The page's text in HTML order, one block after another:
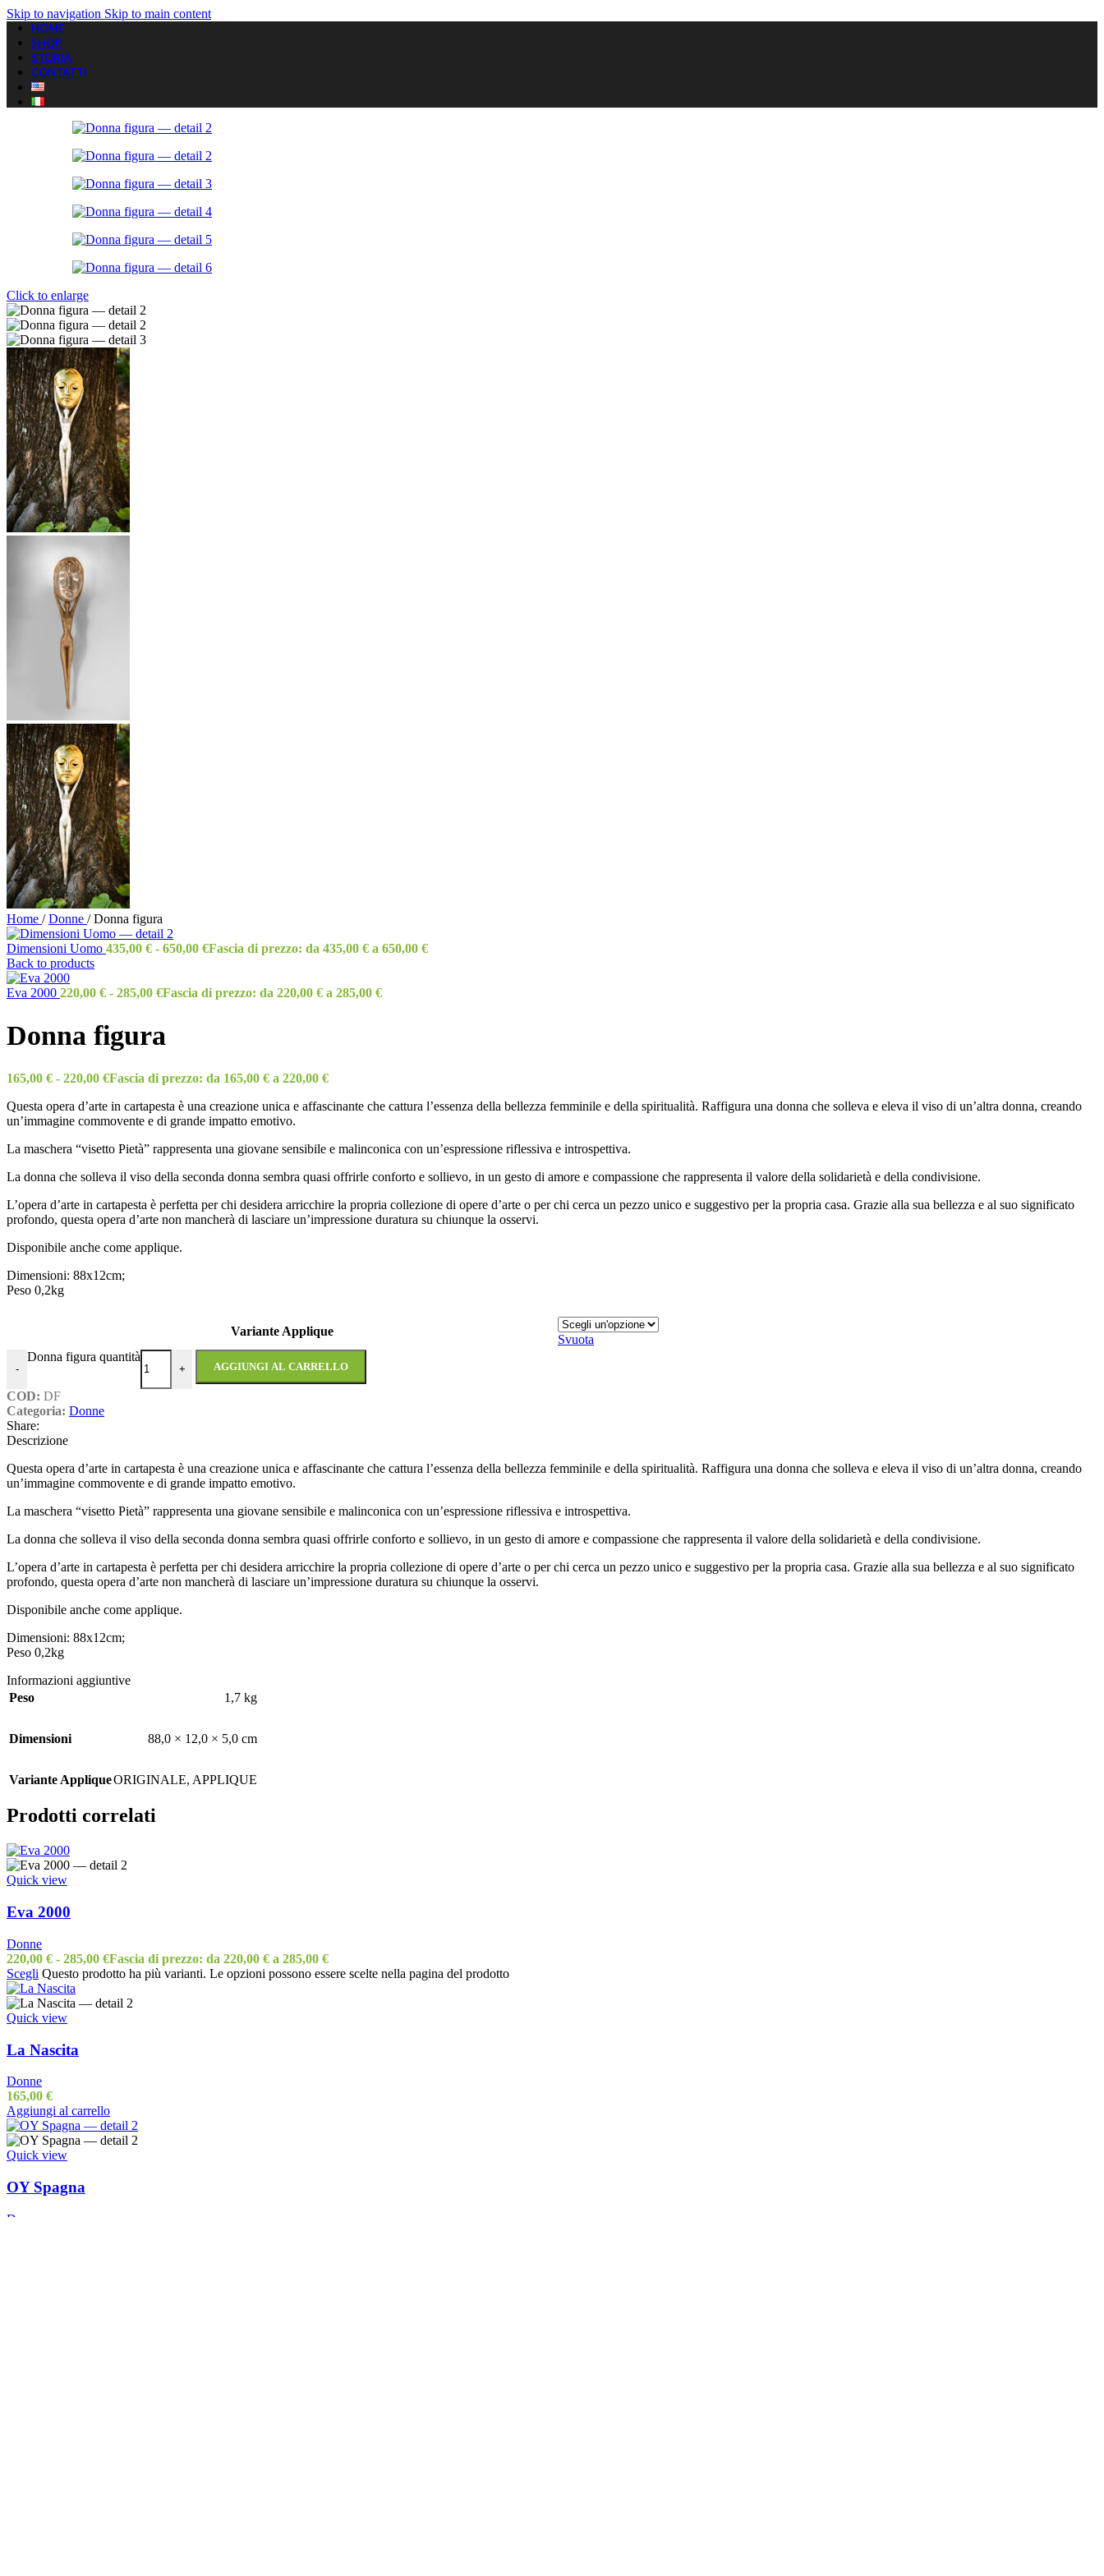
Skip to navigation Skip to main content
HOME
SHOP
STORIA
CONTATTI
Click to enlarge
Home / Donne / Donna figura
Dimensioni Uomo 435,00 € - 650,00 €Fascia di prezzo: da 435,00 € a 650,00 €
Back to products
Eva 2000 220,00 € - 285,00 €Fascia di prezzo: da 220,00 € a 285,00 €
Donna figura
165,00 € - 220,00 €Fascia di prezzo: da 165,00 € a 220,00 €
Questa opera d’arte in cartapesta è una creazione unica e affascinante che cattura l’essenza della bellezza femminile e della spiritualità. Raffigura una donna che solleva e eleva il viso di un’altra donna, creando
un’immagine commovente e di grande impatto emotivo.
La maschera “visetto Pietà” rappresenta una giovane sensibile e malinconica con un’espressione riflessiva e introspettiva.
La donna che solleva il viso della seconda donna sembra quasi offrirle conforto e sollievo, in un gesto di amore e compassione che rappresenta il valore della solidarietà e della condivisione.
L’opera d’arte in cartapesta è perfetta per chi desidera arricchire la propria collezione di opere d’arte o per chi cerca un pezzo unico e suggestivo per la propria casa. Grazie alla sua bellezza e al suo significato
profondo, questa opera d’arte non mancherà di lasciare un’impressione duratura su chiunque la osservi.
Disponibile anche come applique.
Dimensioni: 88x12cm;
Peso 0,2kg
Variante Applique
Svuota
-
Donna figura quantità
+ AGGIUNGI AL CARRELLO
COD: DF
Categoria: Donne
Share:
Descrizione
Questa opera d’arte in cartapesta è una creazione unica e affascinante che cattura l’essenza della bellezza femminile e della spiritualità. Raffigura una donna che solleva e eleva il viso di un’altra donna, creando
un’immagine commovente e di grande impatto emotivo.
La maschera “visetto Pietà” rappresenta una giovane sensibile e malinconica con un’espressione riflessiva e introspettiva.
La donna che solleva il viso della seconda donna sembra quasi offrirle conforto e sollievo, in un gesto di amore e compassione che rappresenta il valore della solidarietà e della condivisione.
L’opera d’arte in cartapesta è perfetta per chi desidera arricchire la propria collezione di opere d’arte o per chi cerca un pezzo unico e suggestivo per la propria casa. Grazie alla sua bellezza e al suo significato
profondo, questa opera d’arte non mancherà di lasciare un’impressione duratura su chiunque la osservi.
Disponibile anche come applique.
Dimensioni: 88x12cm;
Peso 0,2kg
Informazioni aggiuntive
Peso
1,7 kg
Dimensioni 88,0 × 12,0 × 5,0 cm
Variante AppliqueORIGINALE, APPLIQUE
Prodotti correlati
Quick view
Eva 2000
Donne
220,00 € - 285,00 €Fascia di prezzo: da 220,00 € a 285,00 €
Scegli Questo prodotto ha più varianti. Le opzioni possono essere scelte nella pagina del prodotto
Quick view
La Nascita
Donne
165,00 €
Aggiungi al carrello
Quick view
OY Spagna
Donne